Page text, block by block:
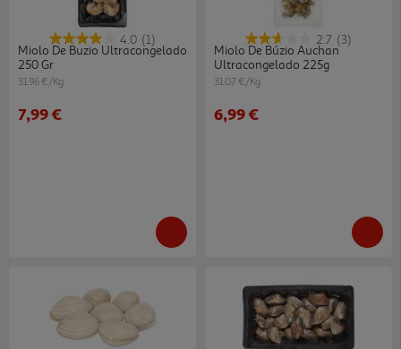
4.0 (1)
Miolo De Buzio Ultracongelado
250 Gr
31.96 €/Kg
7,99 €
2.7 (3)
Miolo De Búzio Auchan
Ultracongelado 225g
31.07 €/Kg
6,99 €